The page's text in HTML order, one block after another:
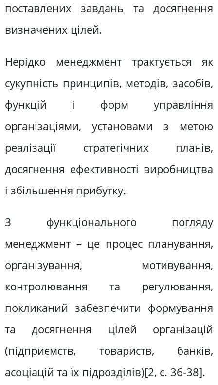
поставлених завдань та досягнення
визначених цілей.
Нерідко менеджмент трактується як
сукупність принципів, методів, засобів,
функцій і форм управління
організаціями, установами з метою
реалізації стратегічних планів,
досягнення ефективності виробництва
і збільшення прибутку.
З функціонального погляду
менеджмент – це процес планування,
організування, мотивування,
контролювання та регулювання,
покликаний забезпечити формування
та досягнення цілей організацій
(підприємств, товариств, банків,
асоціацій та їх підрозділів)[2, c. 36-38].